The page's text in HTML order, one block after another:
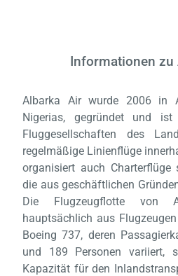
Informationen zu
Albarka Air wurde 2006 in
Nigerias, gegründet und
Fluggesellschaften des
regelmäßige Linienflüge
organisiert auch Charterflüge
die aus geschäftlichen
Die Flugzeugflotte von
hauptsächlich aus
Boeing 737, deren
und 189 Personen variiert,
Kapazität für den